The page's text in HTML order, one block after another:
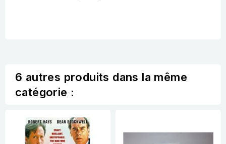
6 autres produits dans la même
catégorie :